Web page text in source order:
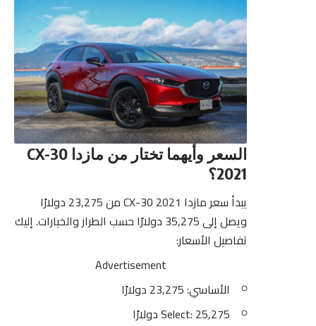
السعر وأيهما تختار من مازدا CX-30
2021؟
يبدأ سعر مازدا CX-30 2021 من 23,275 دولارًا
ويصل إلى 35,275 دولارًا حسب الطراز والخيارات. إليك
تفاصيل الأسعار:
Advertisement
الأساسي: 23,275 دولارًا
Select: 25,275 دولارًا